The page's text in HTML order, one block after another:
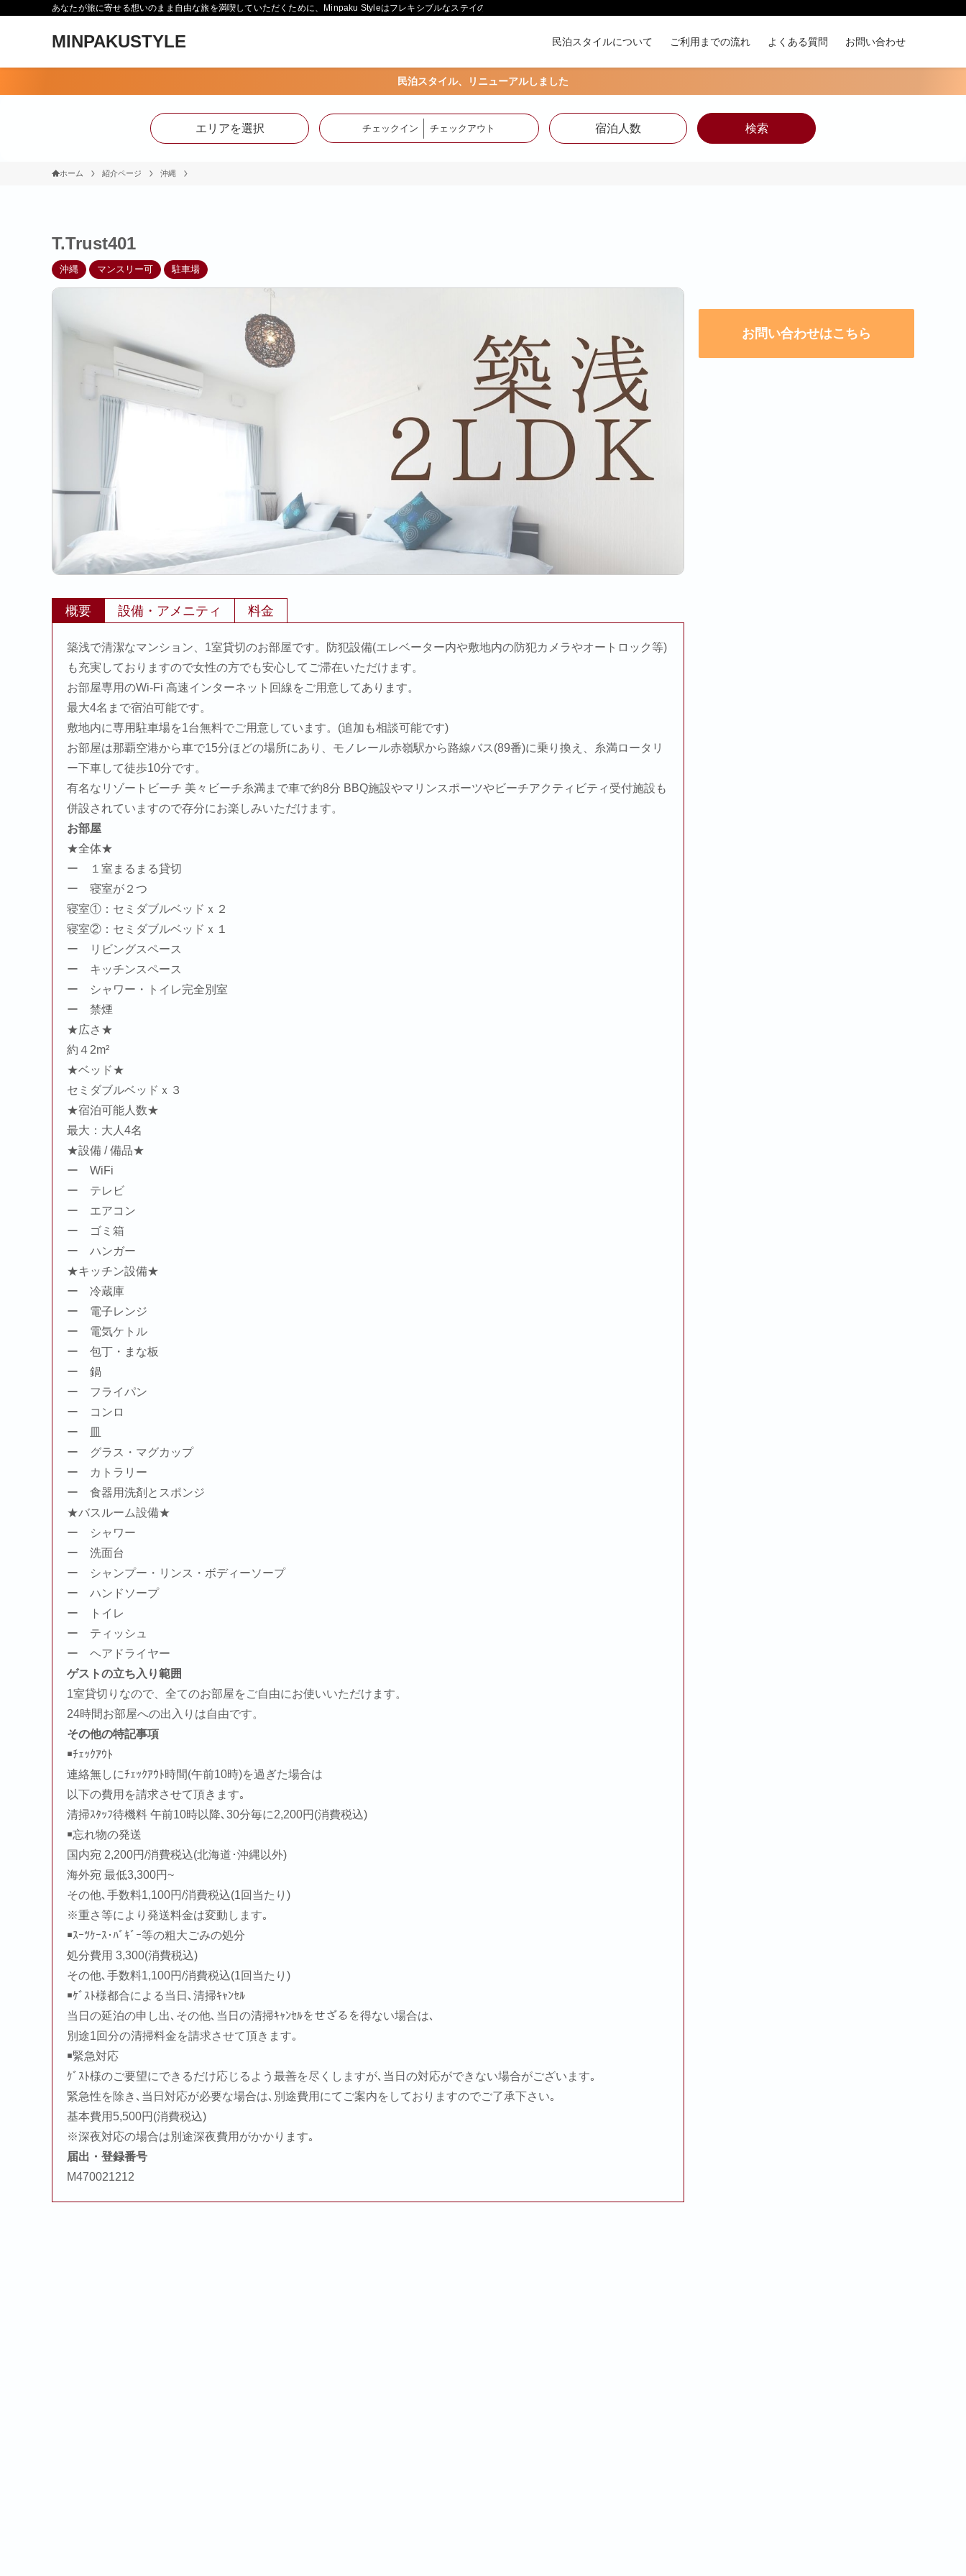
あなたが旅に寄せる想いのまま自由な旅を満喫していただくために、Minpaku Styleはフレキシブルなステイの形をご提供します。
MINPAKUSTYLE 民泊スタイルについて ご利用までの流れ よくある質問 お問い合わせ
民泊スタイル、リニューアルしました
エリアを選択 チェックイン チェックアウト 宿泊人数 検索
ホーム 紹介ページ 沖縄
T.Trust401
沖縄 マンスリー可 駐車場
概要 設備・アメニティ 料金
築浅で清潔なマンション、1室貸切のお部屋です。防犯設備(エレベーター内や敷地内の防犯カメラやオートロック等)
も充実しておりますので女性の方でも安心してご滞在いただけます。
お部屋専用のWi-Fi 高速インターネット回線をご用意してあります。
最大4名まで宿泊可能です。
敷地内に専用駐車場を1台無料でご用意しています。(追加も相談可能です)
お部屋は那覇空港から車で15分ほどの場所にあり、モノレール赤嶺駅から路線バス(89番)に乗り換え、糸満ロータリ
ー下車して徒歩10分です。
有名なリゾートビーチ 美々ビーチ糸満まで車で約8分 BBQ施設やマリンスポーツやビーチアクティビティ受付施設も
併設されていますので存分にお楽しみいただけます。
お部屋
★全体★
ー １室まるまる貸切
ー 寝室が２つ
寝室①：セミダブルベッドｘ２
寝室②：セミダブルベッドｘ１
ー リビングスペース
ー キッチンスペース
ー シャワー・トイレ完全別室
ー 禁煙
★広さ★
約４2m²
★ベッド★
セミダブルベッドｘ３
★宿泊可能人数★
最大：大人4名
★設備 / 備品★
ー WiFi
ー テレビ
ー エアコン
ー ゴミ箱
ー ハンガー
★キッチン設備★
ー 冷蔵庫
ー 電子レンジ
ー 電気ケトル
ー 包丁・まな板
ー 鍋
ー フライパン
ー コンロ
ー 皿
ー グラス・マグカップ
ー カトラリー
ー 食器用洗剤とスポンジ
★バスルーム設備★
ー シャワー
ー 洗面台
ー シャンプー・リンス・ボディーソープ
ー ハンドソープ
ー トイレ
ー ティッシュ
ー ヘアドライヤー
ゲストの立ち入り範囲
1室貸切りなので、全てのお部屋をご自由にお使いいただけます。
24時間お部屋への出入りは自由です。
その他の特記事項
￭ﾁｪｯｸｱｳﾄ
連絡無しにﾁｪｯｸｱｳﾄ時間(午前10時)を過ぎた場合は
以下の費用を請求させて頂きます｡
清掃ｽﾀｯﾌ待機料 午前10時以降､30分毎に2,200円(消費税込)
￭忘れ物の発送
国内宛 2,200円/消費税込(北海道･沖縄以外)
海外宛 最低3,300円~
その他､手数料1,100円/消費税込(1回当たり)
※重さ等により発送料金は変動します｡
￭ｽｰﾂｹｰｽ･ﾊﾞｷﾞｰ等の粗大ごみの処分
処分費用 3,300(消費税込)
その他､手数料1,100円/消費税込(1回当たり)
￭ｹﾞｽﾄ様都合による当日､清掃ｷｬﾝｾﾙ
当日の延泊の申し出､その他､当日の清掃ｷｬﾝｾﾙをせざるを得ない場合は､
別途1回分の清掃料金を請求させて頂きます｡
￭緊急対応
ｹﾞｽﾄ様のご要望にできるだけ応じるよう最善を尽くしますが､当日の対応ができない場合がございます｡
緊急性を除き､当日対応が必要な場合は､別途費用にてご案内をしておりますのでご了承下さい｡
基本費用5,500円(消費税込)
※深夜対応の場合は別途深夜費用がかかります｡
届出・登録番号
M470021212
お問い合わせはこちら